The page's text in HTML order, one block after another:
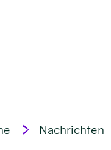
Nachrichten